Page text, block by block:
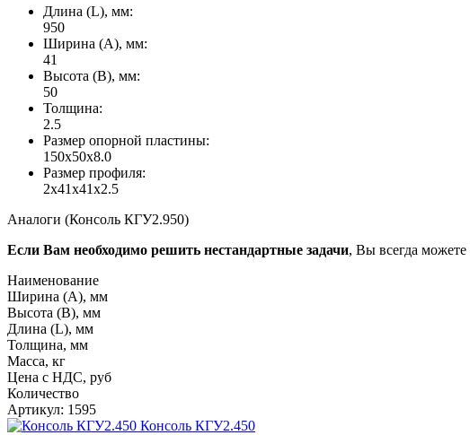
Длина (L), мм:
950
Ширина (А), мм:
41
Высота (В), мм:
50
Толщина:
2.5
Размер опорной пластины:
150x50x8.0
Размер профиля:
2x41x41x2.5
Аналоги (Консоль КГУ2.950)
Если Вам необходимо решить нестандартные задачи, Вы всегда
Наименование
Ширина (А), мм
Высота (В), мм
Длина (L), мм
Толщина, мм
Масса, кг
Цена с НДС, руб
Количество
Артикул: 1595
Консоль КГУ2.450